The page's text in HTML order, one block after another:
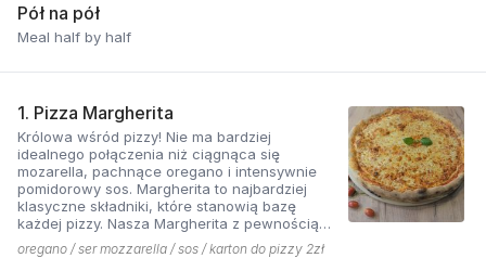
Pół na pół
Meal half by half
1. Pizza Margherita
Królowa wśród pizzy! Nie ma bardziej
idealnego połączenia niż ciągnąca się
mozarella, pachnące oregano i intensywnie
pomidorowy sos. Margherita to najbardziej
klasyczne składniki, które stanowią bazę
każdej pizzy. Nasza Margherita z pewnością
nie ma sobie równych w okolicy!
oregano / ser mozzarella / sos / karton do pizzy 2zł